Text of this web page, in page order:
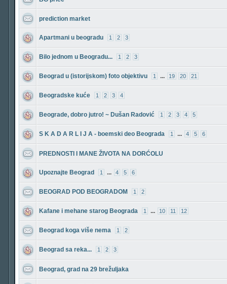
prediction market
Apartmani u beogradu 1 2 3
Bilo jednom u Beogradu... 1 2 3
Beograd u (istorijskom) foto objektivu 1 ... 19 20 21
Beogradske kuće 1 2 3 4
Beograde, dobro jutro! ~ Dušan Radović 1 2 3 4 5
S K A D A R L I J A - boemski deo Beograda 1 ... 4 5 6
PREDNOSTI I MANE ŽIVOTA NA DORĆOLU
Upoznajte Beograd 1 ... 4 5 6
BEOGRAD POD BEOGRADOM 1 2
Kafane i mehane starog Beograda 1 ... 10 11 12
Beograd koga više nema 1 2
Beograd sa reka... 1 2 3
Beograd, grad na 29 brežuljaka